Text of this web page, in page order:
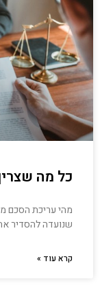
כל מה
מהי עריכת הסכם
שנועדה להסדיר
קרא עוד »